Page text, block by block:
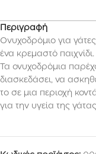
Περιγραφή
Ονυχοδρόμιο για
ένα κρεμαστό παιχνίδι.
Τα ονυχοδρόμια
διασκεδάσει, να
το σε μια περιοχή
για την υγεία της